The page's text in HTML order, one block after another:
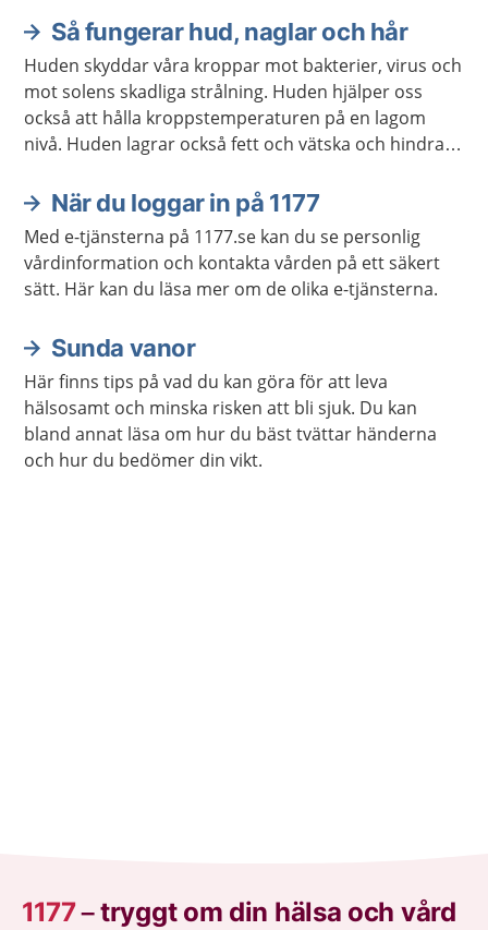
Så fungerar hud, naglar och hår
Huden skyddar våra kroppar mot bakterier, virus och
mot solens skadliga strålning. Huden hjälper oss
också att hålla kroppstemperaturen på en lagom
nivå. Huden lagrar också fett och vätska och hindrar
När du loggar in på 1177
Med e-tjänsterna på 1177.se kan du se personlig
vårdinformation och kontakta vården på ett säkert
sätt. Här kan du läsa mer om de olika e-tjänsterna.
Sunda vanor
Här finns tips på vad du kan göra för att leva
hälsosamt och minska risken att bli sjuk. Du kan
bland annat läsa om hur du bäst tvättar händerna
och hur du bedömer din vikt.
1177–tryggt om din hälsa och vård